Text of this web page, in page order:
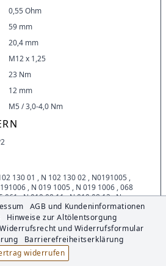
0,55 Ohm
59 mm
20,4 mm
M12 x 1,25
23 Nm
12 mm
M5 / 3,0-4,0 Nm
130 01 , N 102 130 02 , N0191005 ,
, N 019 1005 , N 019 1006 , 068
061,N 019 08 11,N 019 08 12,N
08 14
N 019 09 71
J7
J7
,8671004016
AGB und Kundeninformationen
Hinweise zur Altölentsorgung
Widerrufsrecht und Widerrufsformular
Barrierefreiheitserklärung
widerrufen